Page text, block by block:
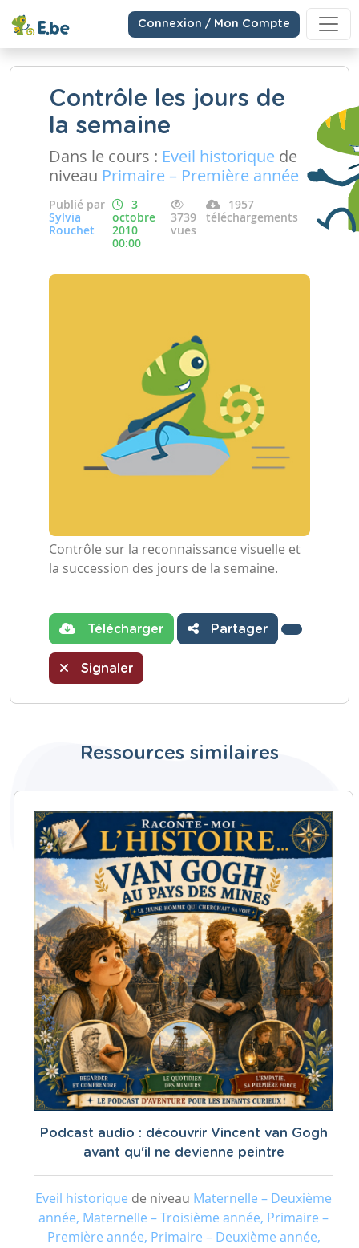
Connexion / Mon Compte
Contrôle les jours de
la semaine
Dans le cours : Eveil historique de
niveau Primaire – Première année
Publié par
Sylvia
Rouchet
3
octobre
2010
00:00
3739
vues
1957
téléchargements
Contrôle sur la reconnaissance visuelle et
la succession des jours de la semaine.
Télécharger Partager
Signaler
Ressources similaires
Podcast audio : découvrir Vincent van Gogh
avant qu'il ne devienne peintre
Eveil historique de niveau Maternelle – Deuxième
année, Maternelle – Troisième année, Primaire –
Première année, Primaire – Deuxième année,